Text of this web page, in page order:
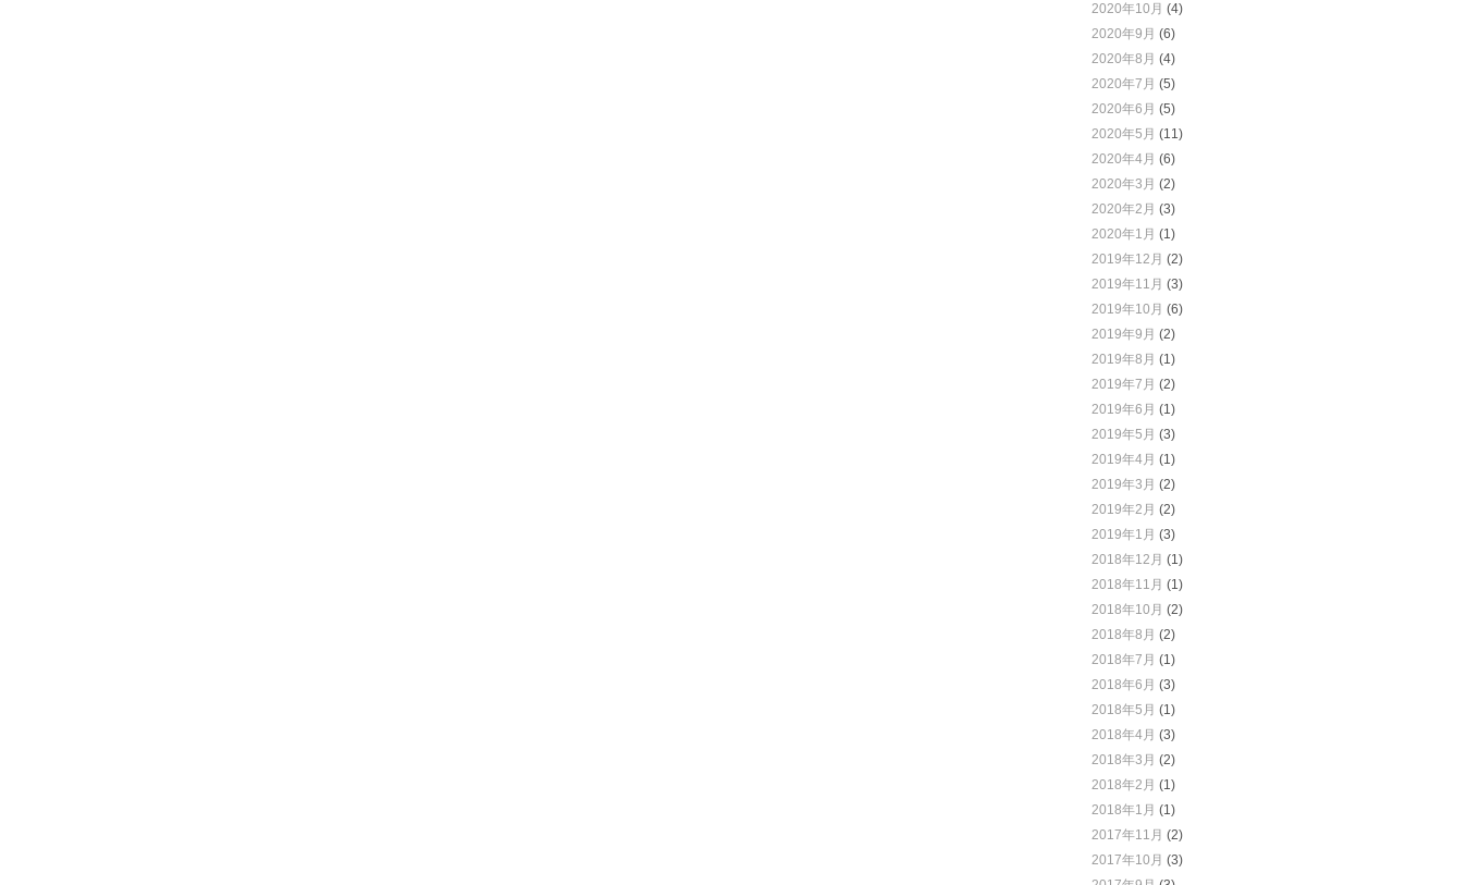
2020年10月 (4)
2020年9月 (6)
2020年8月 (4)
2020年7月 (5)
2020年6月 (5)
2020年5月 (11)
2020年4月 (6)
2020年3月 (2)
2020年2月 (3)
2020年1月 (1)
2019年12月 (2)
2019年11月 (3)
2019年10月 (6)
2019年9月 (2)
2019年8月 (1)
2019年7月 (2)
2019年6月 (1)
2019年5月 (3)
2019年4月 (1)
2019年3月 (2)
2019年2月 (2)
2019年1月 (3)
2018年12月 (1)
2018年11月 (1)
2018年10月 (2)
2018年8月 (2)
2018年7月 (1)
2018年6月 (3)
2018年5月 (1)
2018年4月 (3)
2018年3月 (2)
2018年2月 (1)
2018年1月 (1)
2017年11月 (2)
2017年10月 (3)